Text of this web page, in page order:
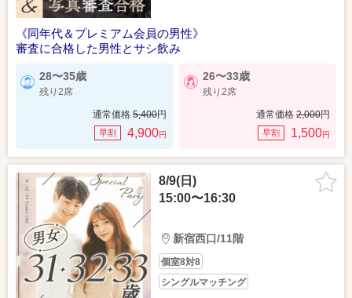
《同年代＆プレミアム会員の男性》
審査に合格した男性とサシ飲み
28〜35歳
残り2席
通常価格 5,400円
早割 4,900円
26〜33歳
残り2席
通常価格 2,000円
早割 1,500円
8/9(日)
15:00〜16:30
新宿西口/11階
個室8対8
シングルマッチング